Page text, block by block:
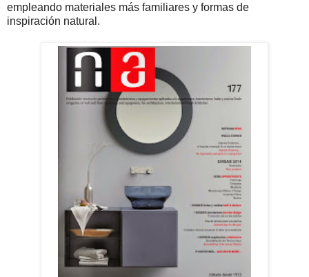
empleando materiales más familiares y formas de
inspiración natural.